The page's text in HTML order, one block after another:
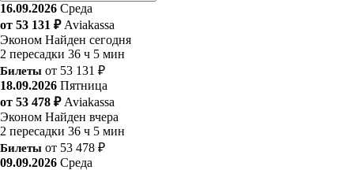
16.09.2026 Среда
от 53 131 ₽ Aviakassa
Эконом Найден сегодня
2 пересадки 36 ч 5 мин
Билеты от 53 131 ₽
18.09.2026 Пятница
от 53 478 ₽ Aviakassa
Эконом Найден вчера
2 пересадки 36 ч 5 мин
Билеты от 53 478 ₽
09.09.2026 Среда